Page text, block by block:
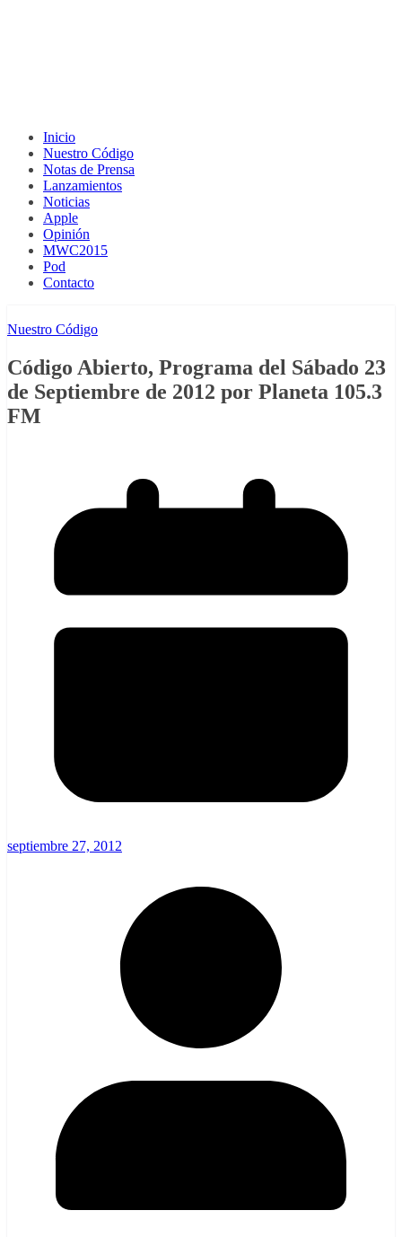
Inicio
Nuestro Código
Notas de Prensa
Lanzamientos
Noticias
Apple
Opinión
MWC2015
Pod
Contacto
Nuestro Código
Código Abierto, Programa del Sábado 23
de Septiembre de 2012 por Planeta 105.3
FM
septiembre 27, 2012